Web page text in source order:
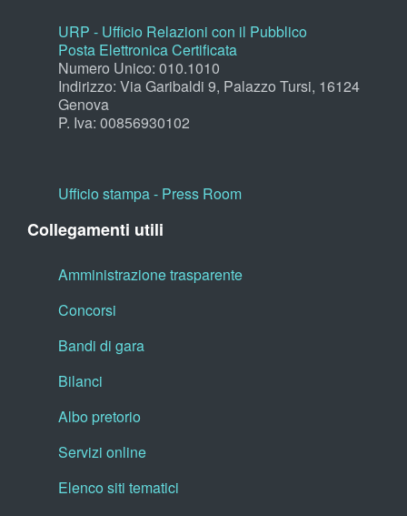
URP - Ufficio Relazioni con il Pubblico
Posta Elettronica Certificata
Numero Unico: 010.1010
Indirizzo: Via Garibaldi 9, Palazzo Tursi, 16124
Genova
P. Iva: 00856930102
Ufficio stampa - Press Room
Collegamenti utili
Amministrazione trasparente
Concorsi
Bandi di gara
Bilanci
Albo pretorio
Servizi online
Elenco siti tematici